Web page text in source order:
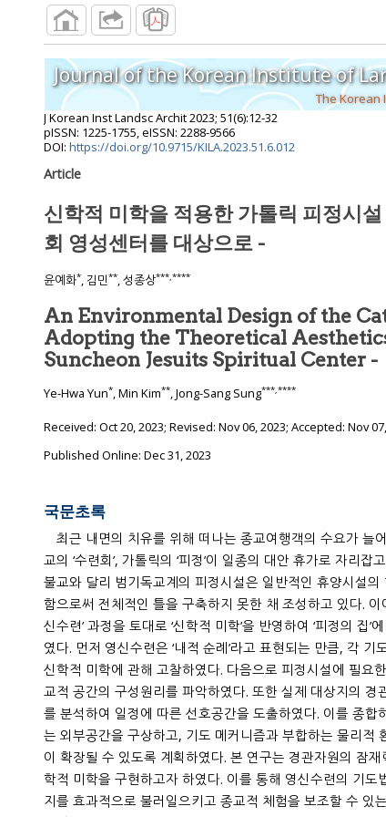
The Korean
J Korean Inst Landsc Archit2023; 51(6):12-32
pISSN: 1225-1755, eISSN: 2288-9566
DOI: https://doi.org/10.9715/KILA.2023.51.6.012
Article
신학적 미학을 적용한
회 영성센터를 대상으로 -
윤예화*, 김민**, 성종상***,****
An Environmental Design of the
Adopting the Theoretical
Suncheon Jesuits Spiritual Center -
Ye-Hwa Yun*, Min Kim**, Jong-Sang Sung***,****
Received: Oct 20, 2023; Revised: Nov 06, 2023; Accepted: Nov
Published Online: Dec 31, 2023
국문초록
최근 내면의 치유를 위해 떠나는 종교여행객의 수요가 늘어나면서 불교의 ‘산사체험’이나 개신
교의 ‘수련회’, 가톨릭의 ‘피정’이 일종의 대안 휴가로 자리잡고 있다. 그러나 토착화가 이루어진
불교와 달리 범기독교계의 피정시설은 일반적인 휴양시설의 형태를 따르고 있으며, 후원에 의존
함으로써 전체적인 틀을 구축하지 못한 채 조성하고 있다. 이에 본 연구에서는 피정의 방법인 ‘영
신수련’ 과정을 토대로 ‘신학적 미학’을 반영하여 ‘피정의 집’에 적합한 외부환경을 설계하고자 하
였다. 먼저 영신수련은 ‘내적 순례’라고 표현되는 만큼, 각 기도주제에서 체험하게 되는 이미지와
신학적 미학에 관해 고찰하였다. 다음으로 피정시설에 필요한 기능 및 공간 특성을 분석하고, 종
교적 공간의 구성원리를 파악하였다. 또한 실제 대상지의 경관을 조사하고, 참여자들의 이용행태
를 분석하여 일정에 따른 선호공간을 도출하였다. 이를 종합하여 의식의 전환을 이끌어낼 수 있
는 외부공간을 구상하고, 기도 메커니즘과 부합하는 물리적 환경 속에서 참여자의 체험 스펙트럼
이 확장될 수 있도록 계획하였다. 본 연구는 경관자원의 잠재력이 많은 피정시설을 선정하여 신
학적 미학을 구현하고자 하였다. 이를 통해 영신수련의 기도법인 ‘관상기도(觀相祈禱)’시에 이미
지를 효과적으로 불러일으키고 종교적 체험을 보조할 수 있는 시적((詩的) 경관의 가능성을 드러